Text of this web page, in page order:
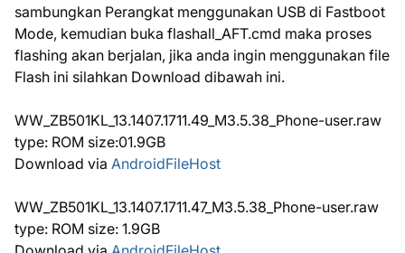
sambungkan Perangkat menggunakan USB di Fastboot
Mode, kemudian buka flashall_AFT.cmd maka proses
flashing akan berjalan, jika anda ingin menggunakan file
Flash ini silahkan Download dibawah ini.
WW_ZB501KL_13.1407.1711.49_M3.5.38_Phone-user.raw
type: ROM size:01.9GB
Download via AndroidFileHost
WW_ZB501KL_13.1407.1711.47_M3.5.38_Phone-user.raw
type: ROM size: 1.9GB